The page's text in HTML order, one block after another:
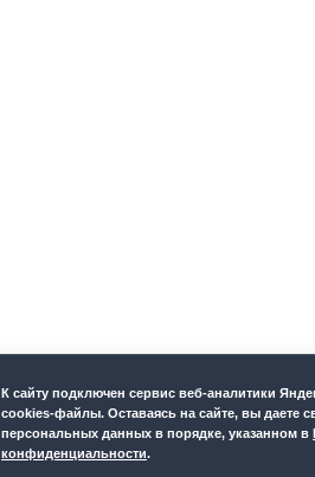
К cайту подключен сервис веб-аналитики
cookies-файлы. Оставаясь на сайте, вы даете
персональных данных в порядке, указанном в
конфиденциальности.